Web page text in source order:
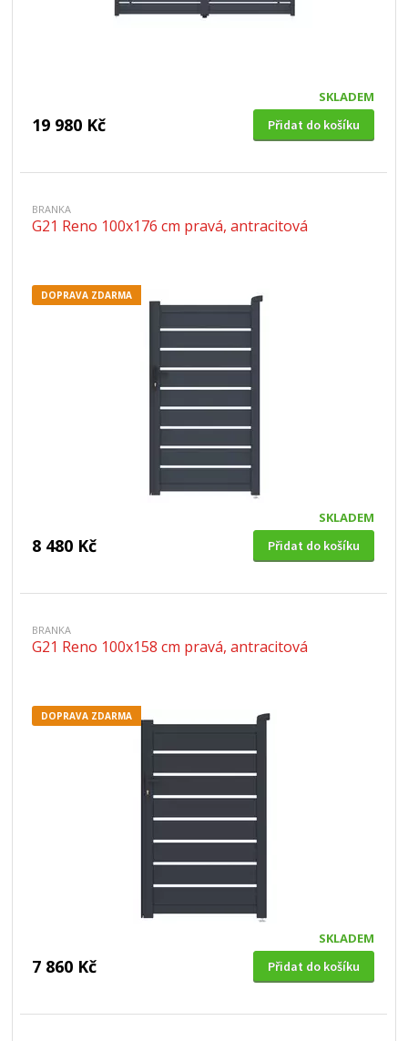
SKLADEM
19 980 Kč Přidat do košíku
BRANKA
G21 Reno 100x176 cm pravá, antracitová
DOPRAVA ZDARMA
SKLADEM
8 480 Kč Přidat do košíku
BRANKA
G21 Reno 100x158 cm pravá, antracitová
DOPRAVA ZDARMA
SKLADEM
7 860 Kč Přidat do košíku